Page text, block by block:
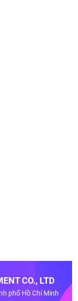
CO., LTD
phố Hồ Chí Minh